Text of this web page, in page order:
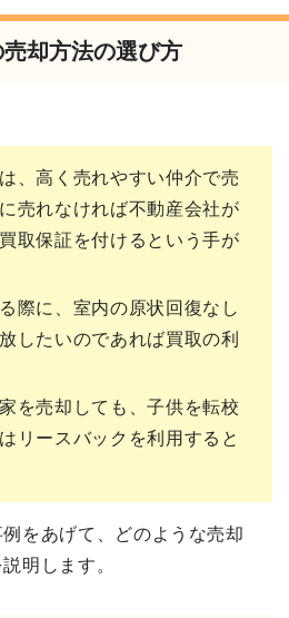
却方法の選び方
、高く売れやすい仲介で売
売れなければ不動産会社が
取保証を付けるという手が
際に、室内の原状回復なし
したいのであれば買取の利
を売却しても、子供を転校
リースバックを利用すると
をあげて、どのような売却
明します。